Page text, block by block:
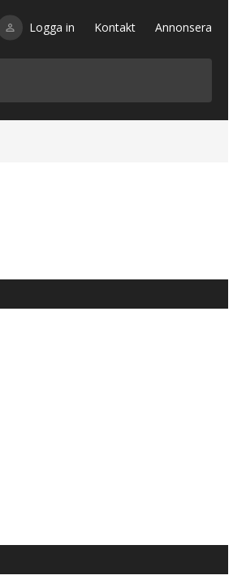
Logga in Kontakt Annonsera